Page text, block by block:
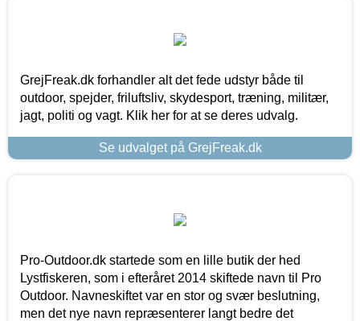
GrejFreak.dk forhandler alt det fede udstyr både til
outdoor, spejder, friluftsliv, skydesport, træning, militær,
jagt, politi og vagt. Klik her for at se deres udvalg.
Se udvalget på GrejFreak.dk
Pro-Outdoor.dk startede som en lille butik der hed
Lystfiskeren, som i efteråret 2014 skiftede navn til Pro
Outdoor. Navneskiftet var en stor og svær beslutning,
men det nye navn repræsenterer langt bedre det